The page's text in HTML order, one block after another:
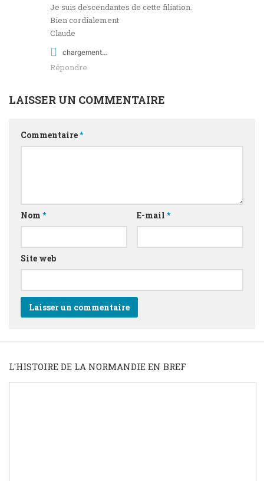
Je suis descendantes de cette filiation.
Bien cordialement
Claude
chargement…
Répondre
LAISSER UN COMMENTAIRE
Commentaire*
Nom * E-mail *
Site web
L'HISTOIRE DE LA NORMANDIE EN BREF